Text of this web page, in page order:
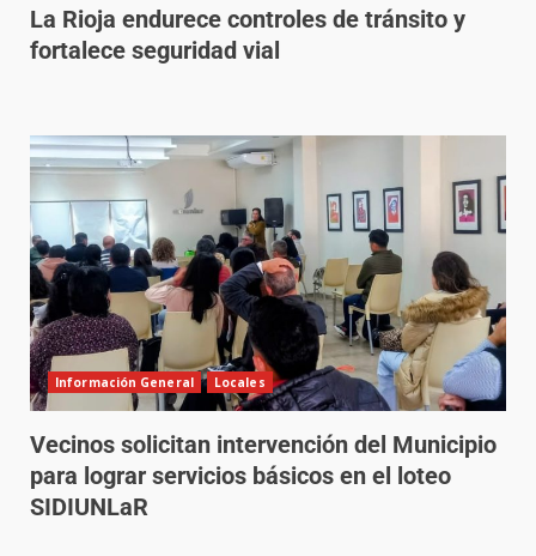
La Rioja endurece controles de tránsito y
fortalece seguridad vial
Información General Locales
Vecinos solicitan intervención del Municipio
para lograr servicios básicos en el loteo
SIDIUNLaR